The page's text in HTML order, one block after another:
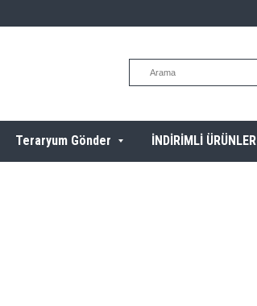
Teraryum Gönder İNDİRİMLİ ÜRÜNLER